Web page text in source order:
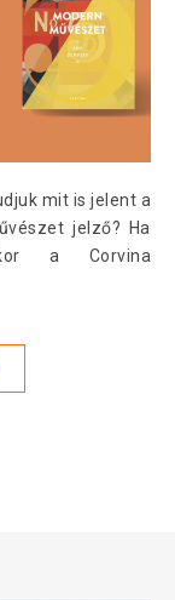
jelző? Ha
a Corvina